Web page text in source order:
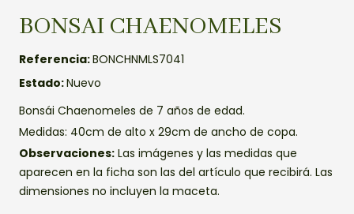
BONSAI CHAENOMELES
Referencia:BONCHNMLS7041
Estado:Nuevo
Bonsái Chaenomeles de 7 años de edad.
Medidas: 40cm de alto x 29cm de ancho de copa.
Observaciones: Las imágenes y las medidas que
aparecen en la ficha son las del artículo que recibirá. Las
dimensiones no incluyen la maceta.